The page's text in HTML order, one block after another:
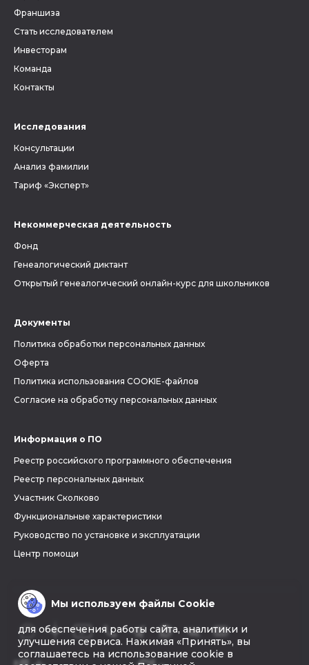
Франшиза
Стать исследователем
Инвесторам
Команда
Контакты
Исследования
Консультации
Анализ фамилии
Тариф «Эксперт»
Некоммерческая деятельность
Фонд
Генеалогический диктант
Открытый генеалогический онлайн-курс для школьников
Документы
Политика обработки персональных данных
Оферта
Политика использования COOKIE-файлов
Согласие на обработку персональных данных
Информация о ПО
Реестр российского программного обеспечения
Реестр персональных данных
Участник Сколково
Функциональные характеристики
Руководство по установке и эксплуатации
Центр помощи
Мы используем файлы Cookie
для обеспечения работы сайта, аналитики и
улучшения сервиса. Нажимая «Принять», вы
соглашаетесь на использование cookie в